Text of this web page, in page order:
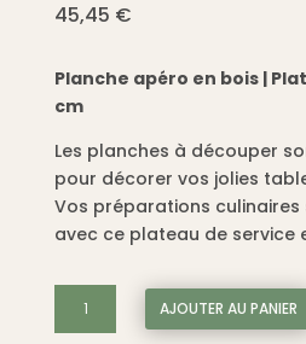
45,45 €
Planche apéro en bois |
cm
Les planches à découper
pour décorer vos jolies
Vos préparations culinaires
avec ce plateau de service
quantité
AJOUTER AU PANIER